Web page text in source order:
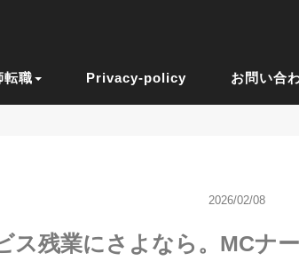
転職 Privacy-policy お問い合
2026/02/08
ス残業にさよなら。MCナ